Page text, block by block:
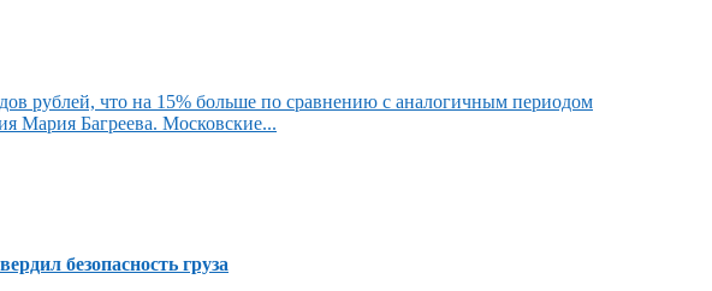
рублей, что на 15% больше по сравнению с аналогичным периодом
Мария Багреева. Московские...
безопасность груза